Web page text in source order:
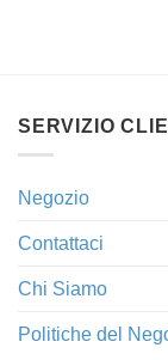
SERVIZIO
Negozio
Contattaci
Chi Siamo
Politiche del